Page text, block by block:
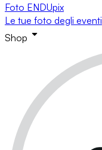
Foto ENDUpix
Le tue foto degli eventi
Shop